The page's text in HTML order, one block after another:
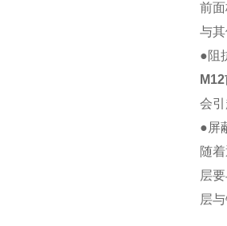
前
与
●阻
会
●屏
随
层
层